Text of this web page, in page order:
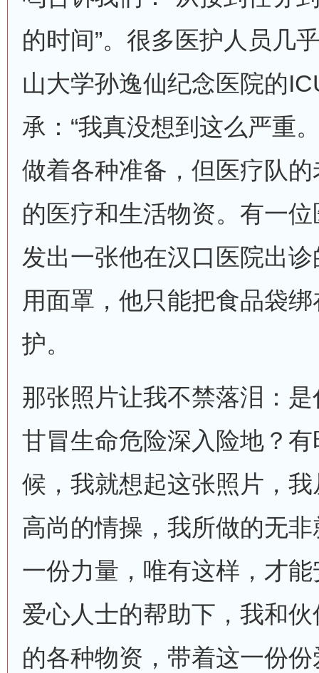
的时间”。很多医护人员几
山大学孙逸仙纪念医院的
承：“我真没想到这么严重
做着各种准备，但医疗队
的医疗和生活物资。有一
发出一张他在汉口医院出
用面罩，他只能把食品袋
护。
那张照片让我不禁落泪：
甘冒生命危险深入险地？
候，我就想起这张照片，
高尚的情操，我所做的无
一份力量，唯有这样，才
爱心人士的帮助下，我和
的各种物资，带着这一份